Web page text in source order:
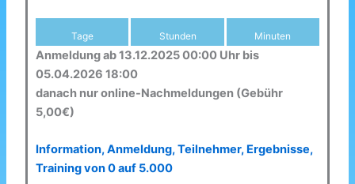
Tage Stunden Minuten
Anmeldung ab 13.12.2025 00:00 Uhr bis
05.04.2026 18:00
danach nur online-Nachmeldungen (Gebühr
5,00€)
Information, Anmeldung, Teilnehmer, Ergebnisse,
Training von 0 auf 5.000